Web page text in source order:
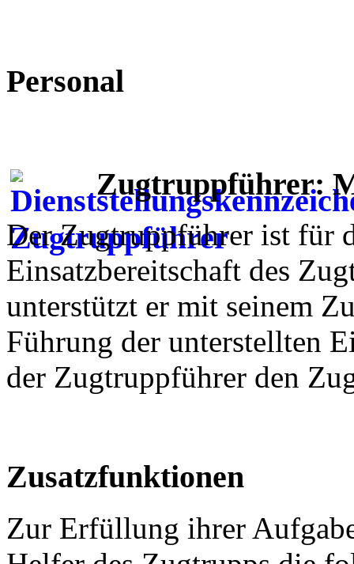
Personal
Zugtruppführer:
Der Zugtruppführer ist für
Einsatzbereitschaft des
unterstützt er mit seinem
Führung der unterstellten
der Zugtruppführer den
Zusatzfunktionen
Zur Erfüllung ihrer